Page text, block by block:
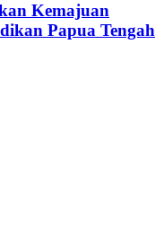
Kemajuan
Papua Tengah